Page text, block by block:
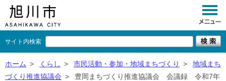
サイト内検索
くらし
ホーム > くらし > 市民活動・参加・地域まちづくり >
地域まち
づくり推進協議会 >
豊岡まちづくり推進協議会 会議録 令和7年